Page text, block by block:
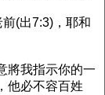
(出7:3)，耶和
將我指示你的一
他必不容百姓